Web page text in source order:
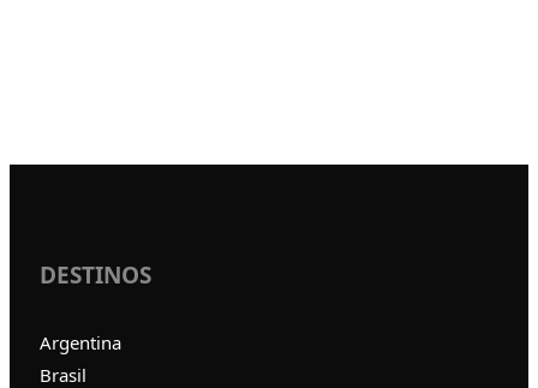
DESTINOS
Argentina
Brasil